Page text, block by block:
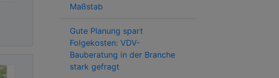
Maßstab
Gute Planung spart
Folgekosten: VDV-
Bauberatung in der Branche
stark gefragt